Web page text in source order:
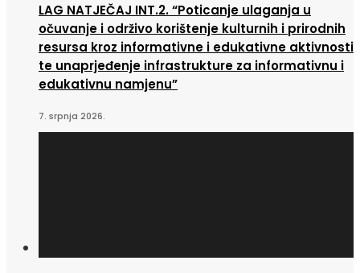
LAG NATJEČAJ INT.2. “Poticanje ulaganja u
očuvanje i održivo korištenje kulturnih i prirodnih
resursa kroz informativne i edukativne aktivnosti
te unaprjeđenje infrastrukture za informativnu i
edukativnu namjenu”
7. srpnja 2026.